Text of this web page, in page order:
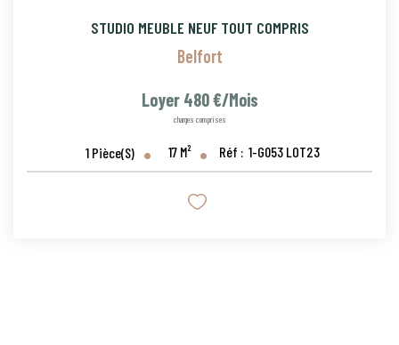
STUDIO MEUBLE NEUF TOUT COMPRIS
Belfort
Loyer 480 €/mois
charges comprises
1 Pièce(s) 17 M² Réf : 1-G053 LOT23